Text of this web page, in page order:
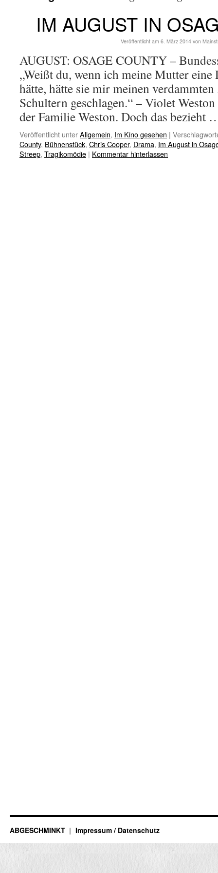
IM AUGUST IN
Veröffentlicht am 6. März 2014 von
AUGUST: OSAGE COUNTY –
„Weißt du, wenn ich meine Mutter
hätte, hätte sie mir meinen
Schultern geschlagen.“ – Violet
der Familie Weston. Doch das bezieht
Veröffentlicht unterAllgemein, Im Kino gesehen |
County, Bühnenstück, Chris Cooper, Drama, Im August in
Streep, Tragikomödie | Kommentar hinterlassen
ABGESCHMINKT Impressum / Datenschutz